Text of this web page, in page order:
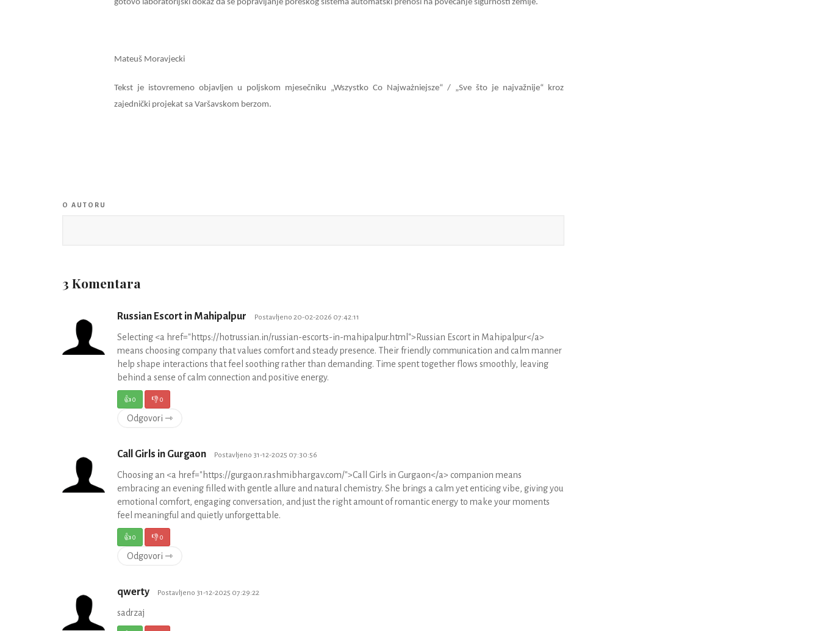
gotovo laboratorijski dokaz da se popravljanje poreskog sistema automatski prenosi na povećanje sigurnosti zemlje.
Mateuš Moravjecki
Tekst je istovremeno objavljen u poljskom mjesečniku „Wszystko Co Najważniejsze“ / „Sve što je najvažnije“ kroz
zajednički projekat sa Varšavskom berzom.
O AUTORU
3 Komentara
Russian Escort in Mahipalpur Postavljeno 20-02-2026 07:42:11
Selecting <a href="https://hotrussian.in/russian-escorts-in-mahipalpur.html">Russian Escort in Mahipalpur</a>
means choosing company that values comfort and steady presence. Their friendly communication and calm manner
help shape interactions that feel soothing rather than demanding. Time spent together flows smoothly, leaving
behind a sense of calm connection and positive energy.
👍0 👎0
Odgovori ⇾
Call Girls in Gurgaon Postavljeno 31-12-2025 07:30:56
Choosing an <a href="https://gurgaon.rashmibhargav.com/">Call Girls in Gurgaon</a> companion means
embracing an evening filled with gentle allure and natural chemistry. She brings a calm yet enticing vibe, giving you
emotional comfort, engaging conversation, and just the right amount of romantic energy to make your moments
feel meaningful and quietly unforgettable.
👍0 👎0
Odgovori ⇾
qwerty Postavljeno 31-12-2025 07:29:22
sadrzaj